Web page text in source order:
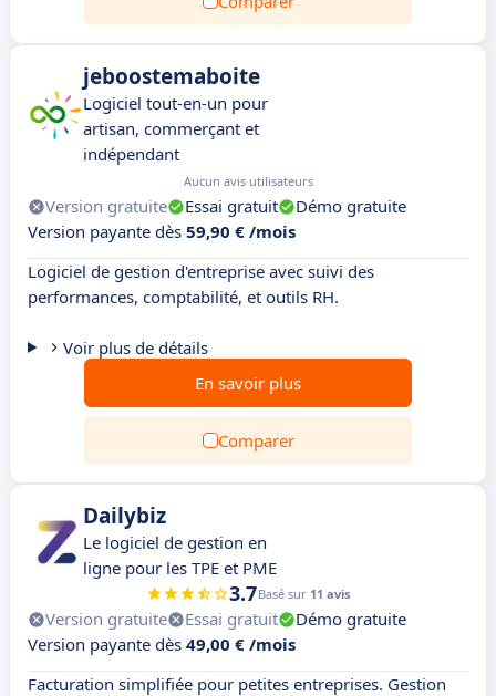
jeboostemaboite
Logiciel tout-en-un pour
artisan, commerçant et
indépendant
Aucun avis utilisateurs
Version gratuite Essai gratuit
Démo gratuite
Version payante dès 59,90 € /mois
Logiciel de gestion d'entreprise avec suivi des
performances, comptabilité, et outils RH.
Voir plus de détails
En savoir plus
Comparer
Dailybiz
Le logiciel de gestion en
ligne pour les TPE et PME
3.7Basé sur 11 avis
Version gratuite Essai gratuit
Démo gratuite
Version payante dès 49,00 € /mois
Facturation simplifiée pour petites entreprises. Gestion